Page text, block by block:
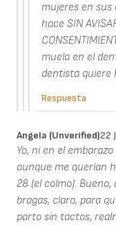
mujeres en
hace SIN
muela en el
dentista quiere
Respuesta
Angela (unverified)22
Yo, ni en el
aunque me querían
28 (el colmo).
bragas, claro, para
parto sin tactos,